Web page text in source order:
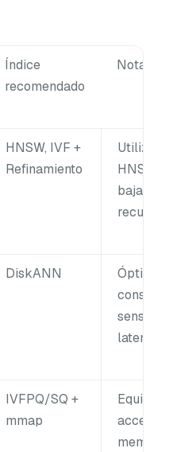
Índice
recomendado
Notas
HNSW, IVF +
Refinamiento
Utilizar
HNSW
baja
DiskANN
Óptimo
latencia.
IVFPQ/SQ +
mmap
acceso